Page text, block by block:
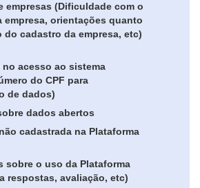
empresas (Dificuldade com o
empresa, orientações quanto
do cadastro da empresa, etc)
acesso ao sistema
do CPF para
de dados)
dados abertos
cadastrada na Plataforma
sobre o uso da Plataforma
respostas, avaliação, etc)